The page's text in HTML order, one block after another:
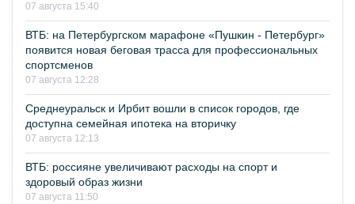
07 августа 15:40
ВТБ: на Петербургском марафоне «Пушкин - Петербург»
появится новая беговая трасса для профессиональных
спортсменов
07 августа 12:28
Среднеуральск и Ирбит вошли в список городов, где
доступна семейная ипотека на вторичку
07 августа 12:13
ВТБ: россияне увеличивают расходы на спорт и
здоровый образ жизни
07 августа 11:50